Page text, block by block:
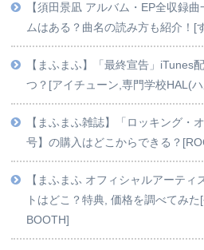
【須田景凪 アルバム・EP全収録
ムはある？曲名の読み方も紹介！[
【‎まふまふ】「最終宣告」iTunes
つ？[アイチューン,専門学校HAL(
【まふまふ雑誌】「ロッキング・
号】の購入はどこからできる？
【まふまふ オフィシャルアーテ
トはどこ？特典, 価格を調べてみ
BOOTH]